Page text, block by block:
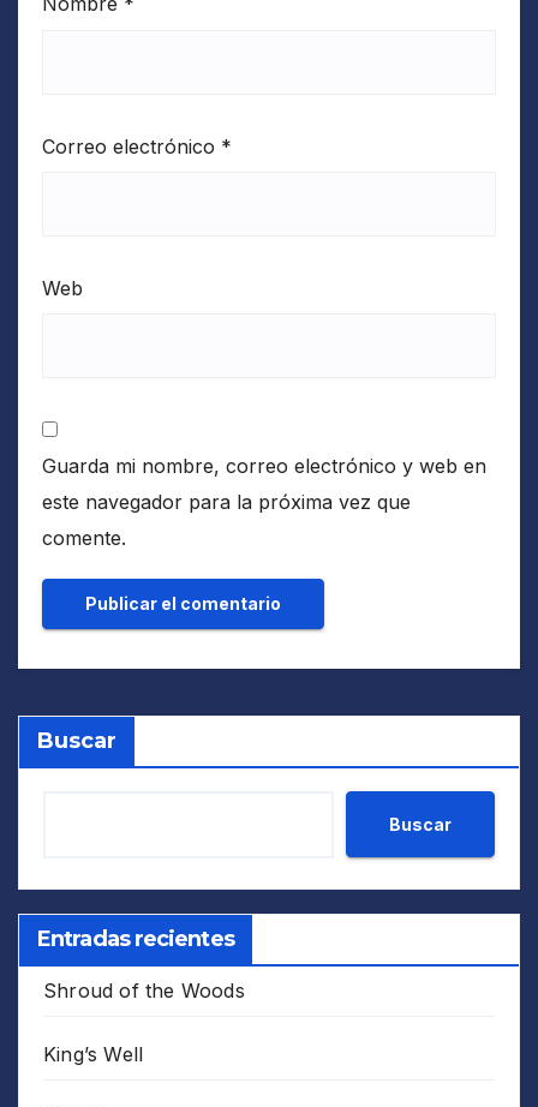
Correo electrónico *
Web
Guarda mi nombre, correo electrónico y web en
este navegador para la próxima vez que
comente.
Buscar
Buscar
Entradas recientes
Shroud of the Woods
King’s Well